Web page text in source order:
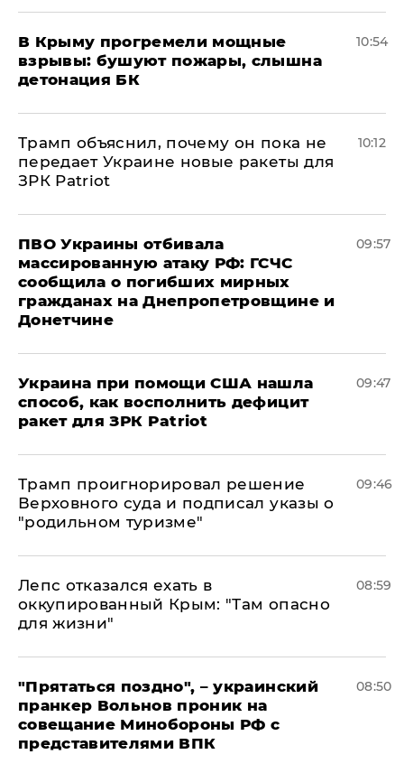
В Крыму прогремели мощные
взрывы: бушуют пожары, слышна
детонация БК
10:54
Трамп объяснил, почему он пока не
передает Украине новые ракеты для
ЗРК Patriot
10:12
ПВО Украины отбивала
массированную атаку РФ: ГСЧС
сообщила о погибших мирных
гражданах на Днепропетровщине и
Донетчине
09:57
Украина при помощи США нашла
способ, как восполнить дефицит
ракет для ЗРК Patriot
09:47
Трамп проигнорировал решение
Верховного суда и подписал указы о
"родильном туризме"
09:46
Лепс отказался ехать в
оккупированный Крым: "Там опасно
для жизни"
08:59
"Прятаться поздно", – украинский
пранкер Вольнов проник на
совещание Минобороны РФ с
представителями ВПК
08:50